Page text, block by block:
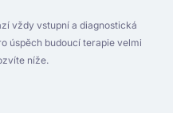
vždy vstupní a diagnostická
úspěch budoucí terapie velmi
níže.